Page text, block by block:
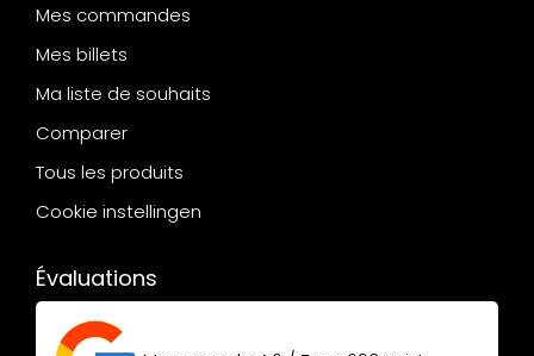
Mes commandes
Mes billets
Ma liste de souhaits
Comparer
Tous les produits
Cookie instellingen
Évaluations